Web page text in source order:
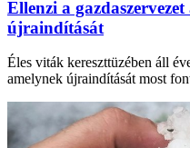
Ellenzi a
újraindítását
Éles viták kereszttüzében áll
amelynek újraindítását most